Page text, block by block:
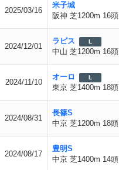
2025/03/16
米子城
阪神 芝1200m 16頭
2024/12/01
ラピス L
中山 芝1200m 16頭
2024/11/10
オーロ L
東京 芝1400m 18頭
2024/08/31
長篠S
中京 芝1200m 18頭
2024/08/17
豊明S
中京 芝1400m 14頭